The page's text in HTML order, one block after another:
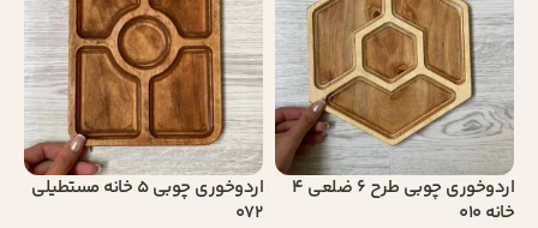
اردوخوری چوبی طرح 6 ضلعی 4
خانه 010
اردوخوری چوبی 5 خانه مستطیلی
072